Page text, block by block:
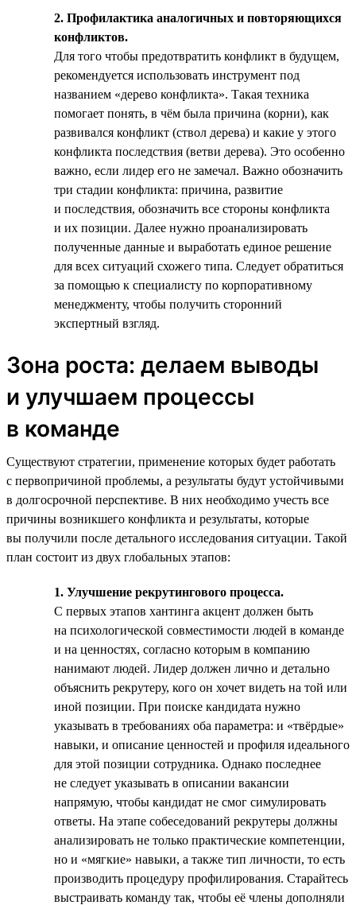
2. Профилактика аналогичных и повторяющихся
конфликтов.
Для того чтобы предотвратить конфликт в будущем,
рекомендуется использовать инструмент под
названием «дерево конфликта». Такая техника
помогает понять, в чём была причина (корни), как
развивался конфликт (ствол дерева) и какие у этого
конфликта последствия (ветви дерева). Это особенно
важно, если лидер его не замечал. Важно обозначить
три стадии конфликта: причина, развитие
и последствия, обозначить все стороны конфликта
и их позиции. Далее нужно проанализировать
полученные данные и выработать единое решение
для всех ситуаций схожего типа. Следует обратиться
за помощью к специалисту по корпоративному
менеджменту, чтобы получить сторонний
экспертный взгляд.
Зона роста: делаем выводы
и улучшаем процессы
в команде
Существуют стратегии, применение которых будет работать
с первопричиной проблемы, а результаты будут устойчивыми
в долгосрочной перспективе. В них необходимо учесть все
причины возникшего конфликта и результаты, которые
вы получили после детального исследования ситуации. Такой
план состоит из двух глобальных этапов:
1. Улучшение рекрутингового процесса.
С первых этапов хантинга акцент должен быть
на психологической совместимости людей в команде
и на ценностях, согласно которым в компанию
нанимают людей. Лидер должен лично и детально
объяснить рекрутеру, кого он хочет видеть на той или
иной позиции. При поиске кандидата нужно
указывать в требованиях оба параметра: и «твёрдые»
навыки, и описание ценностей и профиля идеального
для этой позиции сотрудника. Однако последнее
не следует указывать в описании вакансии
напрямую, чтобы кандидат не смог симулировать
ответы. На этапе собеседований рекрутеры должны
анализировать не только практические компетенции,
но и «мягкие» навыки, а также тип личности, то есть
производить процедуру профилирования. Старайтесь
выстраивать команду так, чтобы её члены дополняли